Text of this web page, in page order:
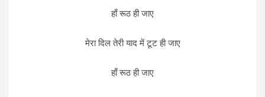
हाँ रूठ ही जाए
मेरा दिल तेरी याद में टूट ही जाए
हाँ रूठ ही जाए